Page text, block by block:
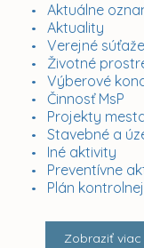
Aktuálne
Aktuality
Verejné
Životné
Výberové
Činnosť MsP
Projekty
Stavebné a
Iné aktivity
Preventívne
Plán
Zobraziť viac